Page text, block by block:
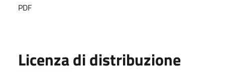
PDF
Licenza di distribuzione